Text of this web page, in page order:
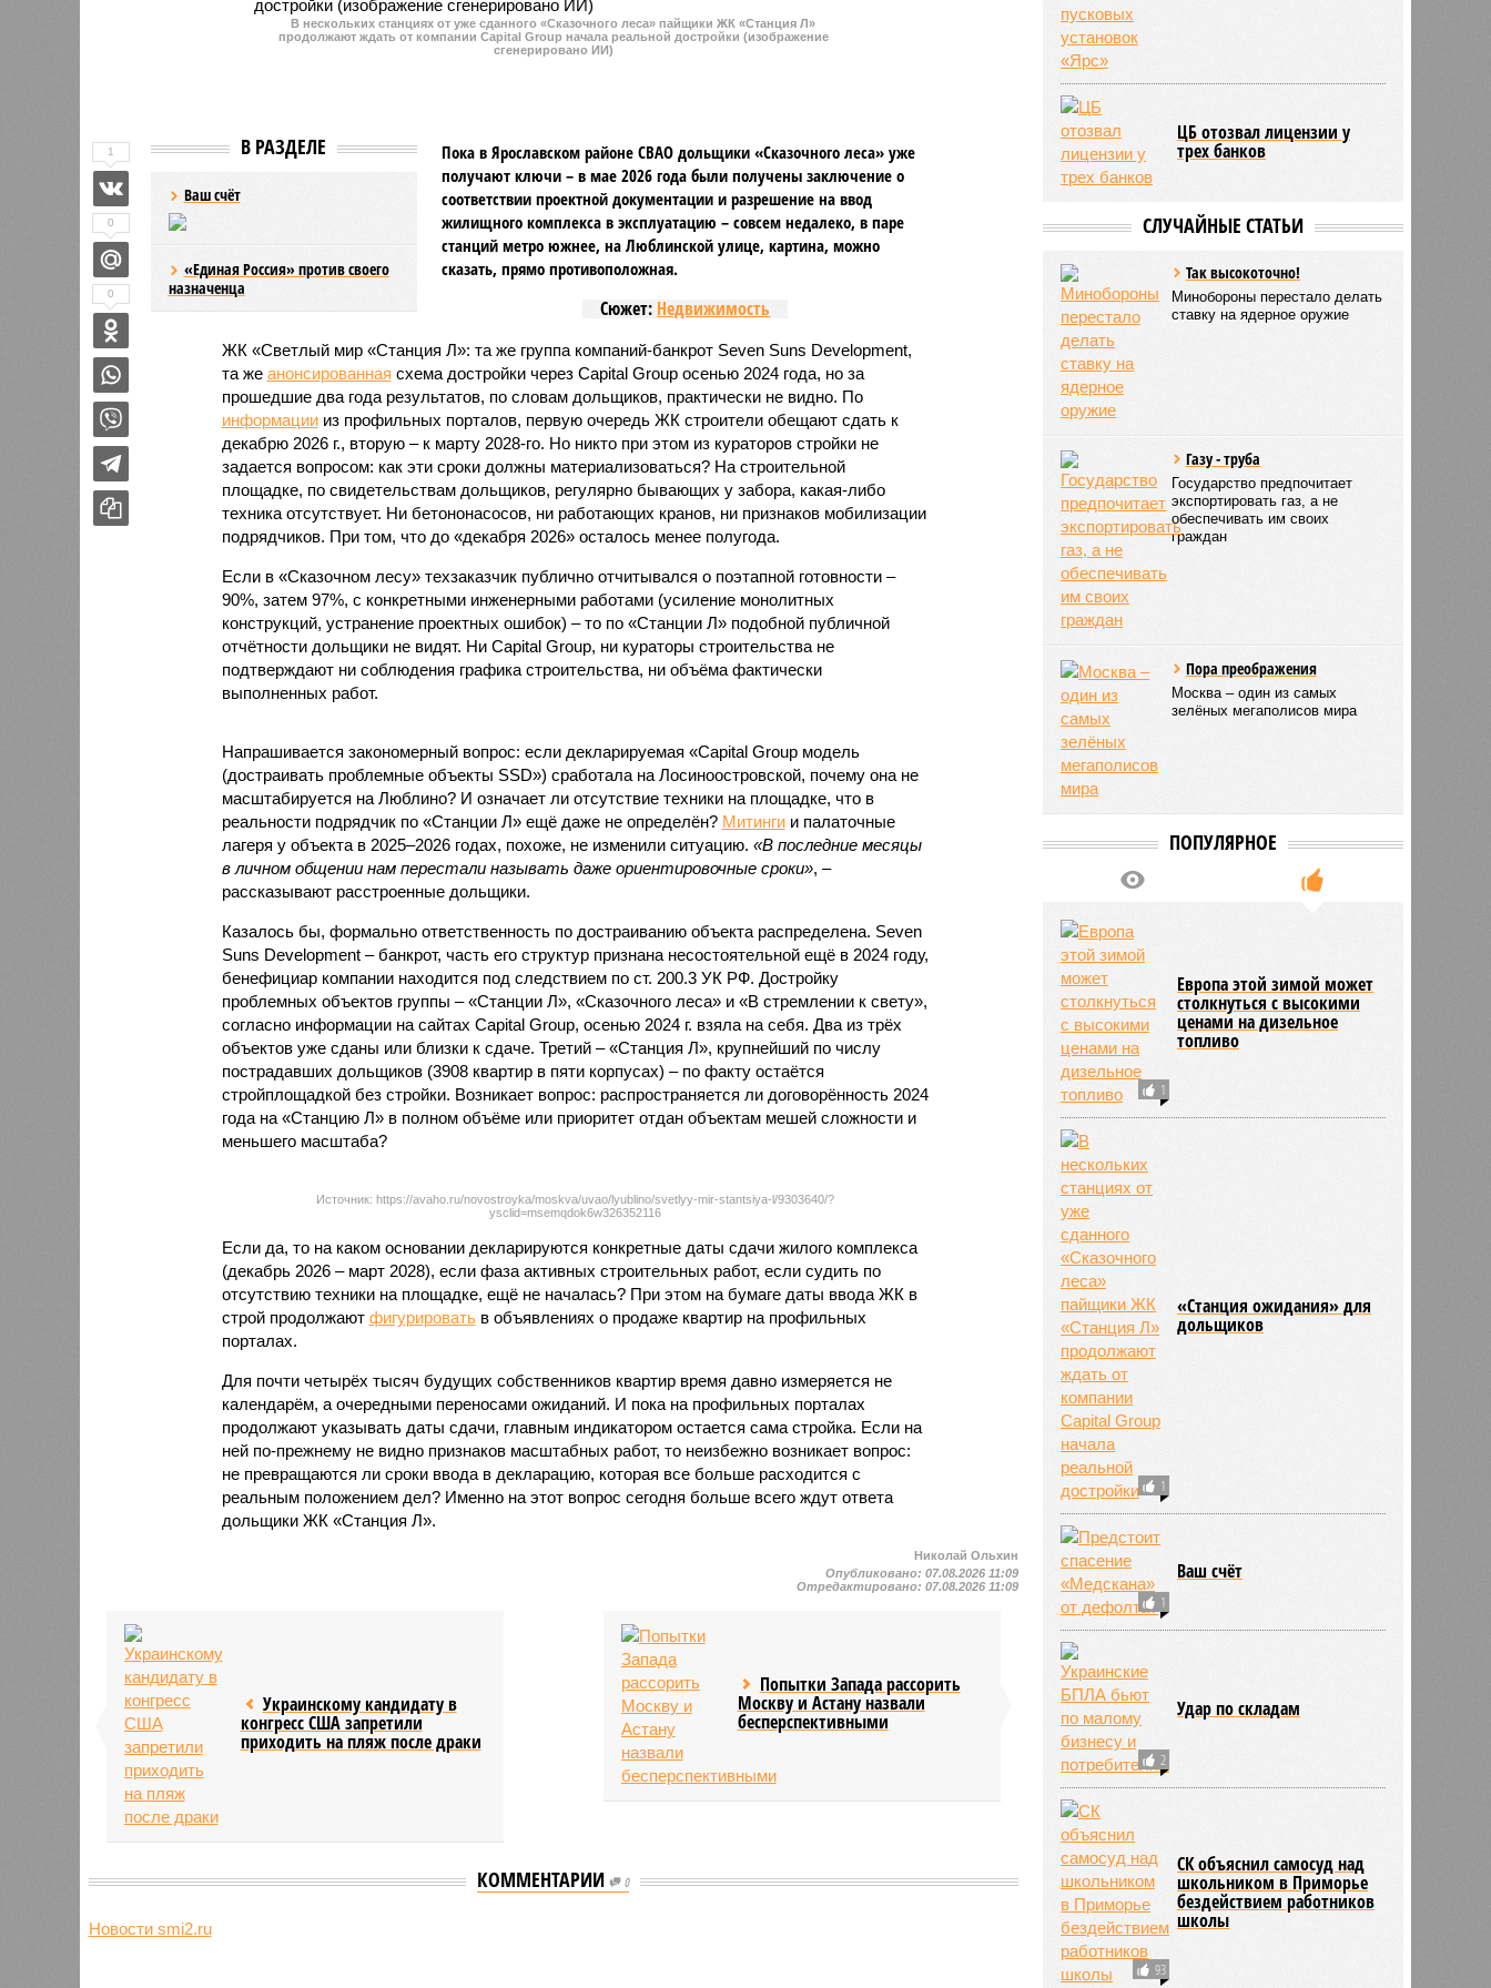
В нескольких станциях от уже сданного «Сказочного леса» пайщики ЖК «Станция Л»
продолжают ждать от компании Capital Group начала реальной достройки (изображение
сгенерировано ИИ)
В РАЗДЕЛЕ
Ваш счёт
«Единая Россия» против своего
назначенца
Пока в Ярославском районе СВАО дольщики «Сказочного леса» уже
получают ключи – в мае 2026 года были получены заключение о
соответствии проектной документации и разрешение на ввод
жилищного комплекса в эксплуатацию – совсем недалеко, в паре
станций метро южнее, на Люблинской улице, картина, можно
сказать, прямо противоположная.
Сюжет: Недвижимость
ЖК «Светлый мир «Станция Л»: та же группа компаний-банкрот Seven Suns Development,
та же анонсированная схема достройки через Capital Group осенью 2024 года, но за
прошедшие два года результатов, по словам дольщиков, практически не видно. По
информациииз профильных порталов, первую очередь ЖК строители обещают сдать к
декабрю 2026 г., вторую – к марту 2028-го. Но никто при этом из кураторов стройки не
задается вопросом: как эти сроки должны материализоваться? На строительной
площадке, по свидетельствам дольщиков, регулярно бывающих у забора, какая-либо
техника отсутствует. Ни бетононасосов, ни работающих кранов, ни признаков мобилизации
подрядчиков. При том, что до «декабря 2026» осталось менее полугода.
Если в «Сказочном лесу» техзаказчик публично отчитывался о поэтапной готовности –
90%, затем 97%, с конкретными инженерными работами (усиление монолитных
конструкций, устранение проектных ошибок) – то по «Станции Л» подобной публичной
отчётности дольщики не видят. Ни Capital Group, ни кураторы строительства не
подтверждают ни соблюдения графика строительства, ни объёма фактически
выполненных работ.
Напрашивается закономерный вопрос: если декларируемая «Capital Group модель
(достраивать проблемные объекты SSD») сработала на Лосиноостровской, почему она не
масштабируется на Люблино? И означает ли отсутствие техники на площадке, что в
реальности подрядчик по «Станции Л» ещё даже не определён? Митингии палаточные
лагеря у объекта в 2025–2026 годах, похоже, не изменили ситуацию. «В последние месяцы
в личном общении нам перестали называть даже ориентировочные сроки», –
рассказывают расстроенные дольщики.
Казалось бы, формально ответственность по достраиванию объекта распределена. Seven
Suns Development – банкрот, часть его структур признана несостоятельной ещё в 2024 году,
бенефициар компании находится под следствием по ст. 200.3 УК РФ. Достройку
проблемных объектов группы – «Станции Л», «Сказочного леса» и «В стремлении к свету»,
согласно информации на сайтах Capital Group, осенью 2024 г. взяла на себя. Два из трёх
объектов уже сданы или близки к сдаче. Третий – «Станция Л», крупнейший по числу
пострадавших дольщиков (3908 квартир в пяти корпусах) – по факту остаётся
стройплощадкой без стройки. Возникает вопрос: распространяется ли договорённость 2024
года на «Станцию Л» в полном объёме или приоритет отдан объектам мешей сложности и
меньшего масштаба?
Источник: https://avaho.ru/novostroyka/moskva/uvao/lyublino/svetlyy-mir-stantsiya-l/9303640/?
ysclid=msemqdok6w326352116
Если да, то на каком основании декларируются конкретные даты сдачи жилого комплекса
(декабрь 2026 – март 2028), если фаза активных строительных работ, если судить по
отсутствию техники на площадке, ещё не началась? При этом на бумаге даты ввода ЖК в
строй продолжают фигурироватьв объявлениях о продаже квартир на профильных
порталах.
Для почти четырёх тысяч будущих собственников квартир время давно измеряется не
календарём, а очередными переносами ожиданий. И пока на профильных порталах
продолжают указывать даты сдачи, главным индикатором остается сама стройка. Если на
ней по-прежнему не видно признаков масштабных работ, то неизбежно возникает вопрос:
не превращаются ли сроки ввода в декларацию, которая все больше расходится с
реальным положением дел? Именно на этот вопрос сегодня больше всего ждут ответа
дольщики ЖК «Станция Л».
1
0
0
Николай Ольхин
Опубликовано:07.08.2026 11:09
Отредактировано:07.08.2026 11:09
Украинскому кандидату в
конгресс США запретили
приходить на пляж после драки
Попытки Запада рассорить
Москву и Астану назвали
бесперспективными
КОММЕНТАРИИ 0
Новости smi2.ru
ЦБ отозвал лицензии у
трех банков
СЛУЧАЙНЫЕ СТАТЬИ
Так высокоточно!
Минобороны перестало делать
ставку на ядерное оружие
Газу - труба
Государство предпочитает
экспортировать газ, а не
обеспечивать им своих
граждан
Пора преображения
Москва – один из самых
зелёных мегаполисов мира
ПОПУЛЯРНОЕ
1
Европа этой зимой может
столкнуться с высокими
ценами на дизельное
топливо
1
«Станция ожидания» для
дольщиков
1
Ваш счёт
2
Удар по складам
93
СК объяснил самосуд над
школьником в Приморье
бездействием работников
школы